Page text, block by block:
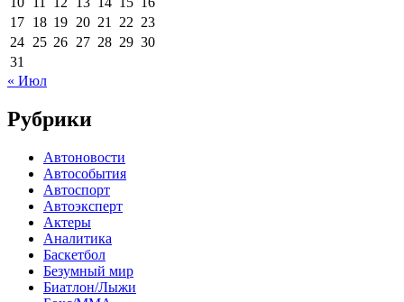
17 18 19 20 21 22 23
24 25 26 27 28 29 30
31
« Июл
Рубрики
Автоновости
Автособытия
Автоспорт
Автоэксперт
Актеры
Аналитика
Баскетбол
Безумный мир
Биатлон/Лыжи